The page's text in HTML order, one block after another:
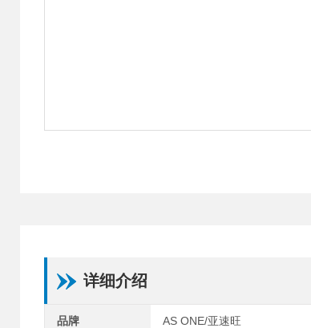
详细介绍
品牌 AS ONE/亚速旺